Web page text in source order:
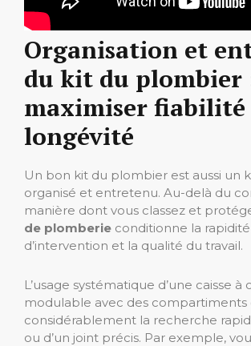
Organisation et
du kit du plombier
maximiser fiabilité
longévité
Un bon kit du plombier est aussi un
organisé et entretenu. Au-delà du
manière dont vous classez et
de plomberie conditionne la rapidité
d’intervention et la qualité du travail.
L’usage systématique d’une caisse à
modulable avec des compartiments
considérablement la recherche
ou d’un joint précis. Par exemple,